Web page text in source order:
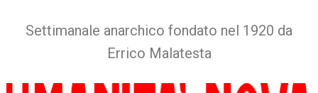
Settimanale anarchico fondato nel 1920 da
Errico Malatesta